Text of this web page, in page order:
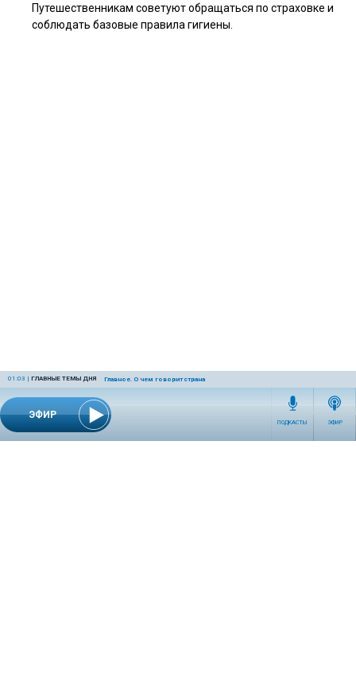
ЭФИР
01:03 | ГЛАВНЫЕ ТЕМЫ ДНЯ Главное. О чем говорит страна
ПОДКАСТЫ ЭФИР
Путешественникам советуют обращаться по страховке и
соблюдать базовые правила гигиены.